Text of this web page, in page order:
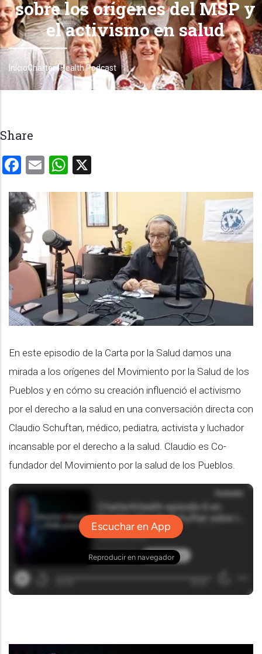
sobre los orígenes del MSP y
el activismo en salud
Trilha
InícioCharter4Health Podcast
Share
Facebook
EmailWhatsApp
En este episodio de la Carta por la Salud damos una
mirada a los orígenes del Movimiento por la Salud de los
Pueblos y en cómo su creación influenció el activismo
por el derecho a la salud en una conversación directa con
Claudio Schuftan, médico, pediatra, activista y luchador
incansable por el derecho a la salud. Claudio es Co-
fundador del Movimiento por la salud de los Pueblos.